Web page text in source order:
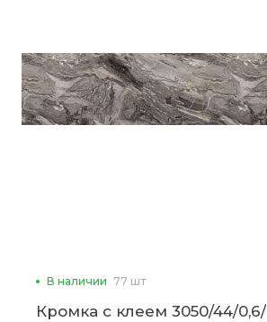
В наличии 77 шт
Кромка с клеем 3050/44/0,6/